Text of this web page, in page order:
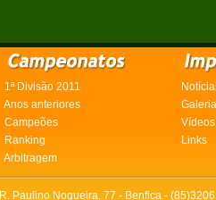
1ª Divisão 2011
Anos anteriores
Campeões
Vídeos
Ranking
Links
Arbitragem
R. Paulino Nogueira, 77 - Benfica -